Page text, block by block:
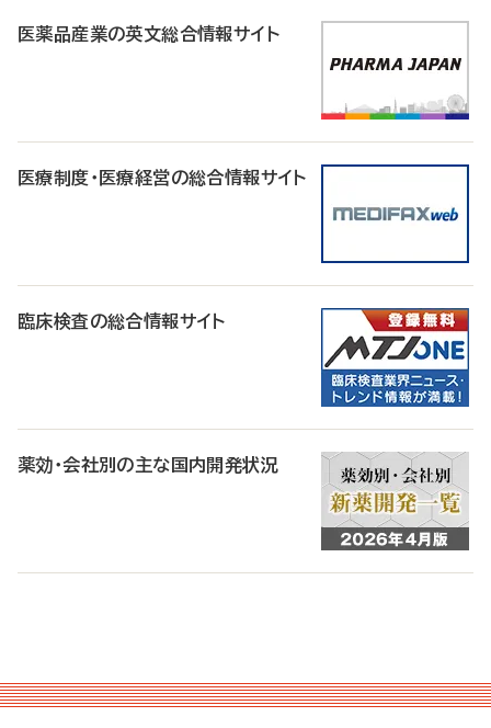
医薬品産業の英文総合情報サイト
医療制度・医療経営の総合情報サイト
臨床検査の総合情報サイト
薬効・会社別の主な国内開発状況